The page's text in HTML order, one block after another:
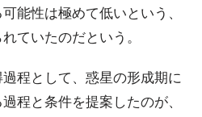
能性は極めて低いという、
ていたのだという。
程として、惑星の形成期に
程と条件を提案したのが、